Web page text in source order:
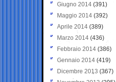
Giugno 2014 (391)
Maggio 2014 (392)
Aprile 2014 (389)
Marzo 2014 (436)
Febbraio 2014 (386)
Gennaio 2014 (419)
Dicembre 2013 (367)